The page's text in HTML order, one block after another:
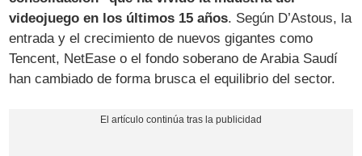
videojuego en los últimos 15 años. Según D’Astous, la
entrada y el crecimiento de nuevos gigantes como
Tencent, NetEase o el fondo soberano de Arabia Saudí
han cambiado de forma brusca el equilibrio del sector.